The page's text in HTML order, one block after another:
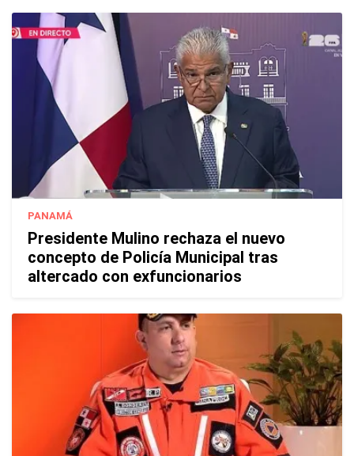
PANAMÁ
Presidente Mulino rechaza el nuevo
concepto de Policía Municipal tras
altercado con exfuncionarios